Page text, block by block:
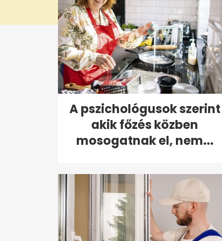
A pszichológusok szerint
akik főzés közben
mosogatnak el, nem...